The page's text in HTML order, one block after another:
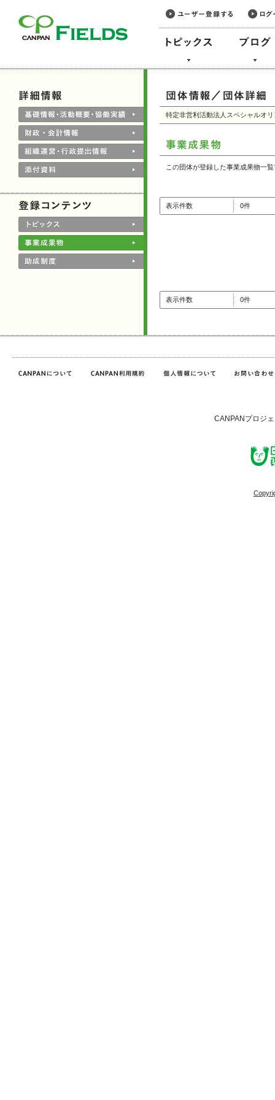
特定非営利活動法人スペシャルオ
この団体が登録した事業成果物一
表示件数 0件
表示件数 0件
CANPANプロジ